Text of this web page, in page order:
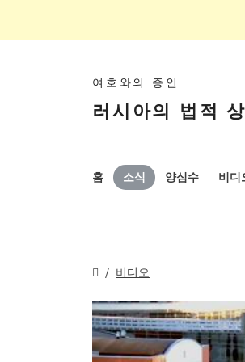
여호와의 증인
러시아의 법적
홈 소식 양심수 비디
비디오